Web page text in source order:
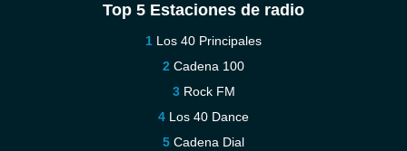
Top 5 Estaciones de radio
Los 40 Principales
Cadena 100
Rock FM
Los 40 Dance
Cadena Dial